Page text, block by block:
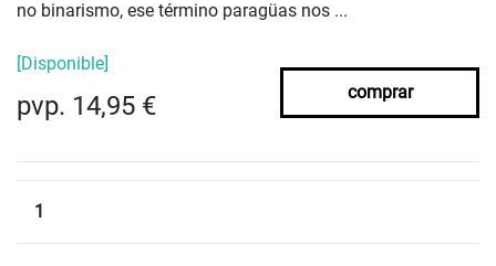
no binarismo, ese término paragüas nos ...
[Disponible]
pvp. 14,95 € comprar
1